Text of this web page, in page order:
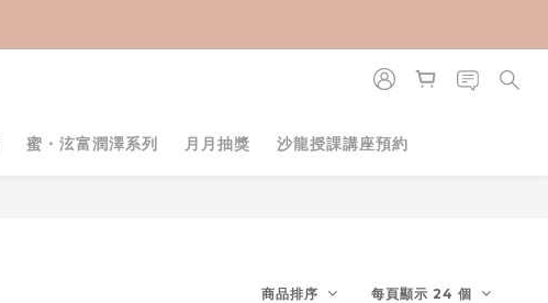
蜜・泫富潤澤系列 月月抽獎 沙龍授課講座預約
商品排序 每頁顯示 24 個